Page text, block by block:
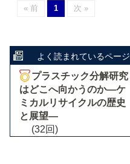
« 前 1 次 »
よく読まれているページ
プラスチック分解研究
はどこへ向かうのか―ケ
ミカルリサイクルの歴史
と展望―
(32回)